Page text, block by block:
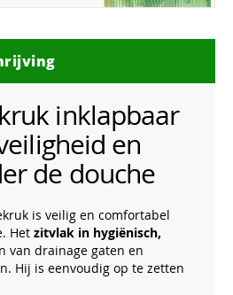
inklapbaar
en
de douche
is veilig en comfortabel
Het zitvlak in hygiënisch,
van drainage gaten en
Hij is eenvoudig op te zetten